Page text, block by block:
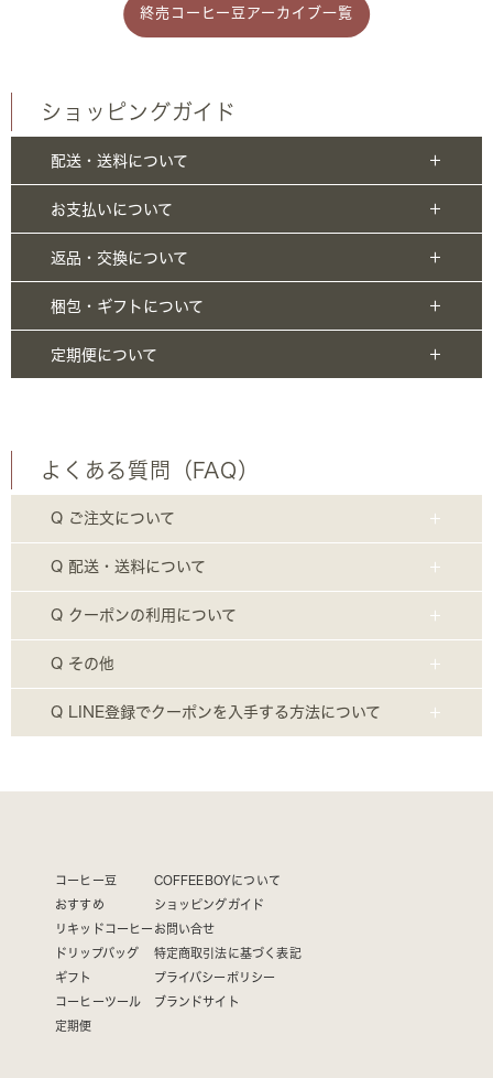
終売コーヒー豆アーカイブ一覧
ショッピングガイド
配送・送料について
お支払いについて
返品・交換について
梱包・ギフトについて
定期便について
よくある質問（FAQ）
Q ご注文について
Q 配送・送料について
Q クーポンの利用について
Q その他
Q LINE登録でクーポンを入手する方法について
コーヒー豆
おすすめ
リキッドコーヒー
ドリップバッグ
ギフト
コーヒーツール
定期便
COFFEEBOYについて
ショッピングガイド
お問い合せ
特定商取引法に基づく表記
プライバシーポリシー
ブランドサイト